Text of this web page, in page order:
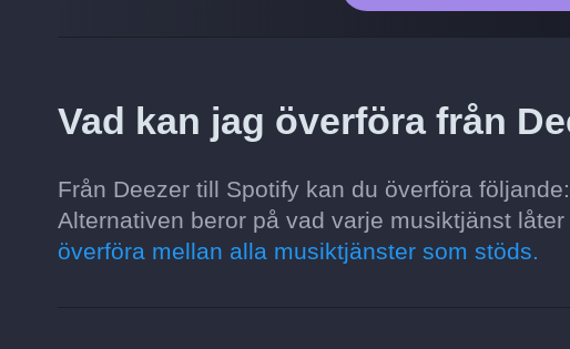
Vad kan jag överföra från
Från Deezer till Spotify kan du överföra
Alternativen beror på vad varje musiktjänst
överföra mellan alla musiktjänster som stöds.